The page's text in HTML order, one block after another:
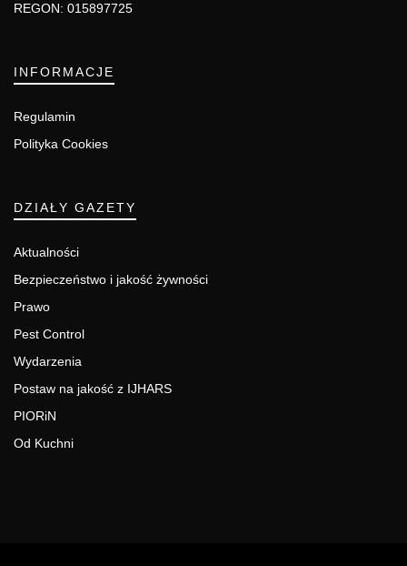
REGON: 015897725
INFORMACJE
Regulamin
Polityka Cookies
DZIAŁY GAZETY
Aktualności
Bezpieczeństwo i jakość żywności
Prawo
Pest Control
Wydarzenia
Postaw na jakość z IJHARS
PIORiN
Od Kuchni